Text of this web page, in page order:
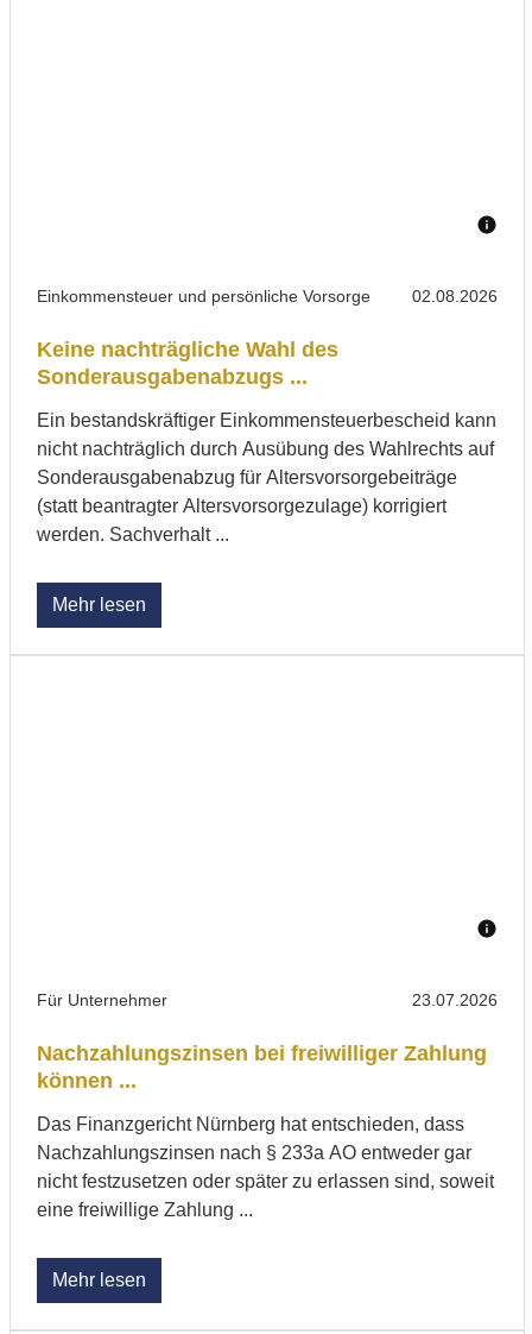
Einkommensteuer und persönliche Vorsorge 02.08.2026
Keine nachträgliche Wahl des
Sonderausgabenabzugs ...
Ein bestandskräftiger Einkommensteuerbescheid kann
nicht nachträglich durch Ausübung des Wahlrechts auf
Sonderausgabenabzug für Altersvorsorgebeiträge
(statt beantragter Altersvorsorgezulage) korrigiert
werden. Sachverhalt ...
Mehr lesen
Für Unternehmer 23.07.2026
Nachzahlungszinsen bei freiwilliger Zahlung
können ...
Das Finanzgericht Nürnberg hat entschieden, dass
Nachzahlungszinsen nach § 233a AO entweder gar
nicht festzusetzen oder später zu erlassen sind, soweit
eine freiwillige Zahlung ...
Mehr lesen